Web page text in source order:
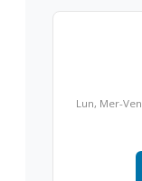
Lun, Mer-